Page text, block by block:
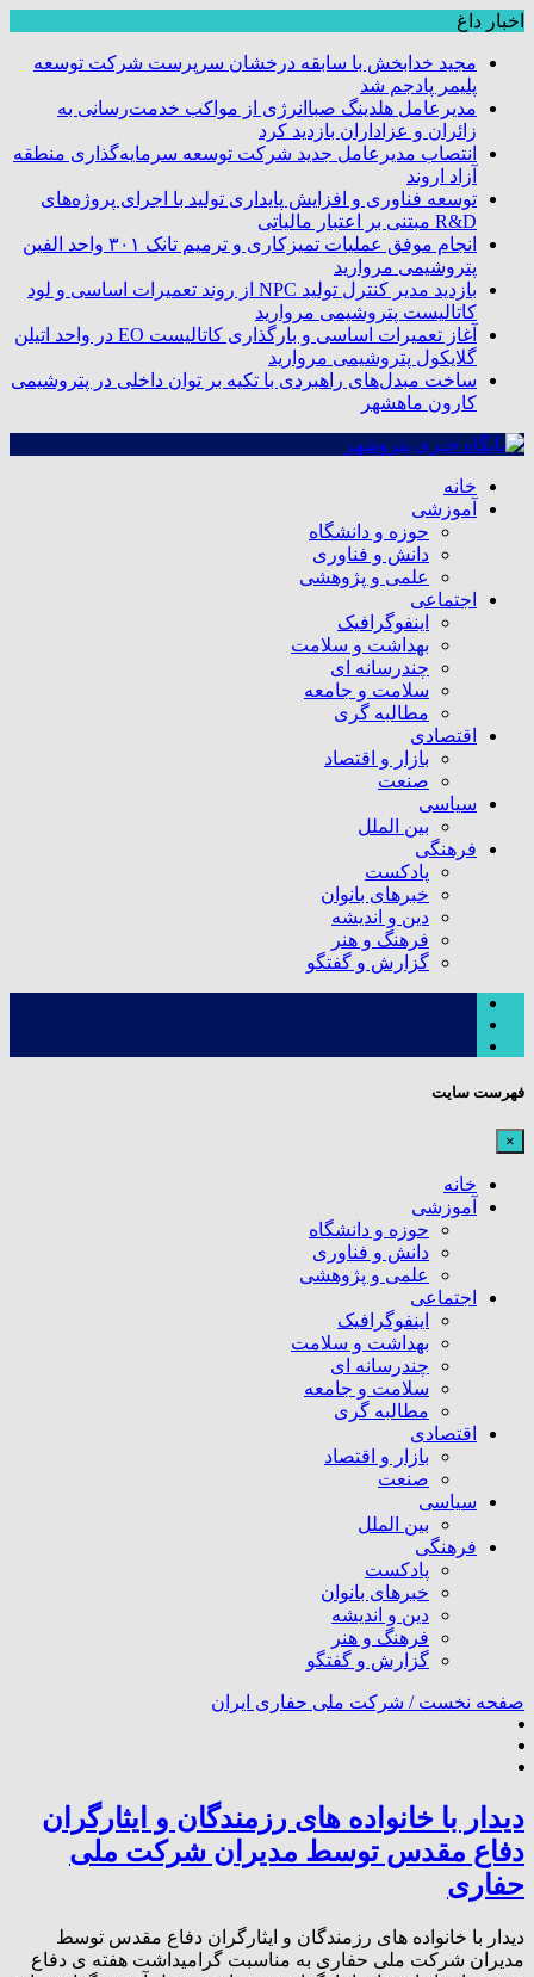
اخبار داغ
مجید خدابخش با سابقه درخشان سرپرست شرکت توسعه
پلیمر پادجم شد
مدیرعامل هلدینگ صباانرژی از مواکب خدمت‌رسانی به
زائران و عزاداران بازدید کرد
انتصاب مدیرعامل جدید شرکت توسعه سرمایه‌گذاری منطقه
آزاد اروند
توسعه فناوری و افزایش پایداری تولید با اجرای پروژه‌های
R&D مبتنی بر اعتبار مالیاتی
انجام موفق عملیات تمیزکاری و ترمیم تانک ۳۰۱ واحد الفین
پتروشیمی مروارید
بازدید مدیر کنترل تولید NPC از روند تعمیرات اساسی و لود
کاتالیست پتروشیمی مروارید
آغاز تعمیرات اساسی و بارگذاری کاتالیست EO در واحد اتیلن
گلایکول پتروشیمی مروارید
ساخت مبدل‌های راهبردی با تکیه بر توان داخلی در پتروشیمی
کارون ماهشهر
خانه
آموزشی
حوزه و دانشگاه
دانش و فناوری
علمی و پژوهشی
اجتماعی
اینفوگرافیک
بهداشت و سلامت
چندرسانه ای
سلامت و جامعه
مطالبه گری
اقتصادی
بازار و اقتصاد
صنعت
سیاسی
بین الملل
فرهنگی
پادکست
خبرهای بانوان
دین و اندیشه
فرهنگ و هنر
گزارش و گفتگو
فهرست سایت
×
خانه
آموزشی
حوزه و دانشگاه
دانش و فناوری
علمی و پژوهشی
اجتماعی
اینفوگرافیک
بهداشت و سلامت
چندرسانه ای
سلامت و جامعه
مطالبه گری
اقتصادی
بازار و اقتصاد
صنعت
سیاسی
بین الملل
فرهنگی
پادکست
خبرهای بانوان
دین و اندیشه
فرهنگ و هنر
گزارش و گفتگو
صفحه نخست / شرکت ملی حفاری ایران
دیدار با خانواده های رزمندگان و ایثارگران
دفاع مقدس توسط مدیران شرکت ملی
حفاری
دیدار با خانواده های رزمندگان و ایثارگران دفاع مقدس توسط
مدیران شرکت ملی حفاری به مناسبت گرامیداشت هفته ی دفاع